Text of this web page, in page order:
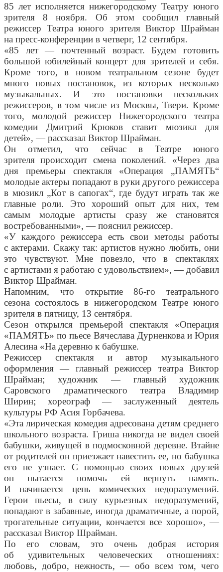
85 лет исполняется нижегородскому Театру юного
зрителя 8 ноября. Об этом сообщил главный
режиссер Театра юного зрителяВиктор Шрайман
на пресс-конференции в четверг, 12 сентября.
«85 лет — почтенный возраст. Будем готовить
большой юбилейный концерт для зрителей и себя.
Кроме того, в новом театральном сезоне будет
много новых постановок, из которых несколько
музыкальных. И это постановки нескольких
режиссеров, в том числе из Москвы, Твери. Кроме
того, молодой режиссер Нижегородского театра
комедии Дмитрий Крюков ставит мюзикл для
детей», — рассказал Виктор Шрайман.
Он отметил, что сейчас в Театре юного
зрителя происходит смена поколений. «Через два
дня премьеры спектакля «Операция „ПАМЯТЬ“
молодые актеры попадают в руки другого режиссера
в мюзикл „Кот в сапогах“, где будут играть так же
главные роли. Это хороший опыт для них, тем
самым молодые артисты сразу же становятся
востребованными», — пояснил режиссер.
«У каждого режиссера есть свои методы работы
с актерами. Скажу так: артистов нужно любить, они
это чувствуют. Мне повезло, что в спектаклях
с артистами я работаю с удовольствием», — добавил
Виктор Шрайман.
Напомним, что открытие 86-го театрального
сезона состоялось в нижегородском Театре юного
зрителя в пятницу, 13 сентября.
Сезон открылся премьерой спектакля «Операция
«ПАМЯТЬ» по пьесе Вячеслава Дурненкова и Юрия
Алесина «На деревню к бабушке.
Режиссер спектакля и автор музыкального
оформления — главный режиссер театра Виктор
Шрайман; художник — главный художник
Саровского драматического театра Владимир
Ширин; хореограф — заслуженный деятель
культуры РФ Асия Горбачева.
«Эта лирическая комедия адресована детям среднего
школьного возраста. Гриша никогда не видел своей
бабушки, живущей в подмосковной деревне. Втайне
от родителей он приезжает навестить ее, но бабушка
его не узнает. С помощью своих новых друзей
он пытается помочь ей вернуть память.
И начинается цепь комических недоразумений.
Герои пьесы, в силу курьезных недоразумений,
попадают в забавные, иногда драматичные, а порой,
трогательные ситуации, кончается все хорошо», —
рассказал Виктор Шрайман.
По его словам, это очень добрая история
об удивительных человеческих отношениях:
любовь, добро, нежность, — обо всем том, чего